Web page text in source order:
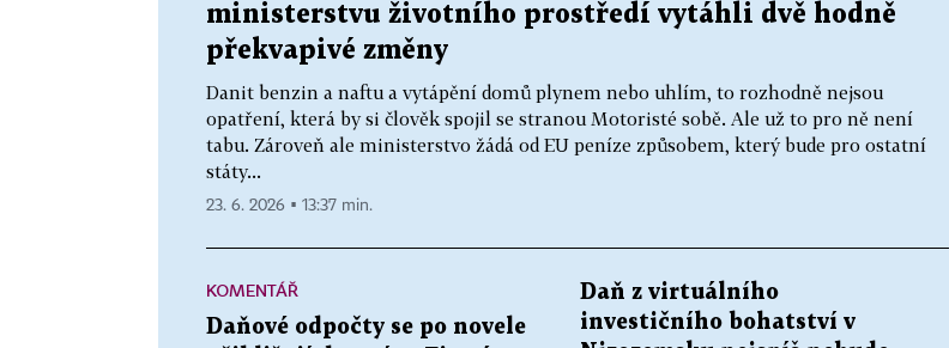
ministerstvu životního prostředí vytáhli dvě hodně
překvapivé změny
Danit benzin a naftu a vytápění domů plynem nebo uhlím, to rozhodně nejsou
opatření, která by si člověk spojil se stranou Motoristé sobě. Ale už to pro ně není
tabu. Zároveň ale ministerstvo žádá od EU peníze způsobem, který bude pro ostatní
státy...
23. 6. 2026 ▪ 13:37 min.
KOMENTÁŘ
Daňové odpočty se po novele
Daň z virtuálního
investičního bohatství v